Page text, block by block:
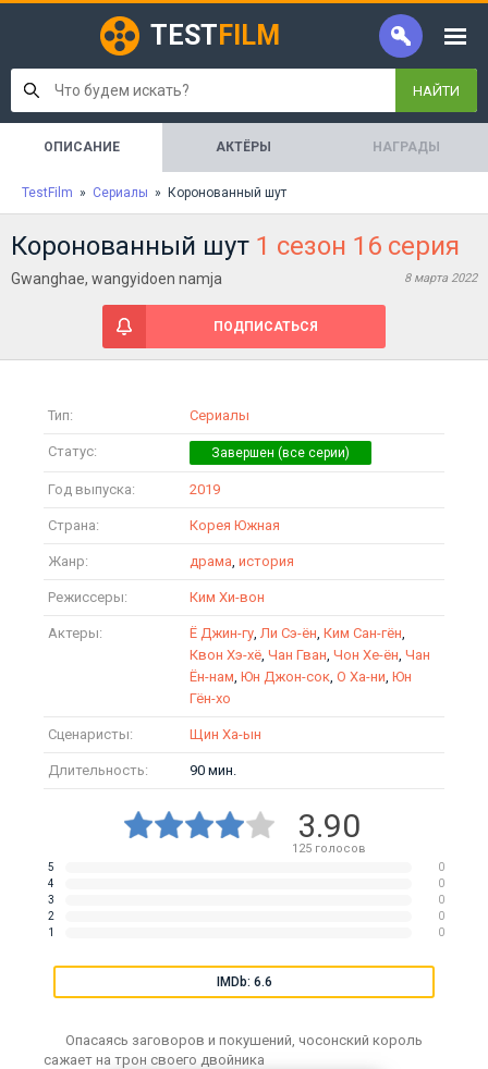
TEST FILM
НАЙТИ
ОПИСАНИЕ АКТЁРЫ НАГРАДЫ
TestFilm » Сериалы » Коронованный шут
Коронованный шут 1 сезон 16 серия
Gwanghae, wangyidoen namja 8 марта 2022
ПОДПИСАТЬСЯ
Тип: Сериалы
Статус:
Год выпуска: 2019
Страна: Корея Южная
Жанр: драма, история
Режиссеры: Ким Хи-вон
Актеры: Ё Джин-гу, Ли Сэ-ён, Ким Сан-гён,
Квон Хэ-хё, Чан Гван, Чон Хе-ён, Чан
Ён-нам, Юн Джон-сок, О Ха-ни, Юн
Гён-хо
Сценаристы: Щин Ха-ын
Длительность: 90 мин.
3.90
125голосов
5
0
4
0
3
0
2
0
1
0
IMDb: 6.6
Опасаясь заговоров и покушений, чосонский король
сажает на трон своего двойника